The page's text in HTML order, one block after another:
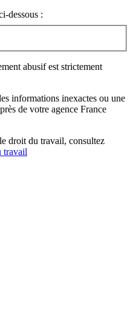
dessous :
abusif est strictement
informations inexactes ou une
de votre agence France
droit du travail, consultez
travail